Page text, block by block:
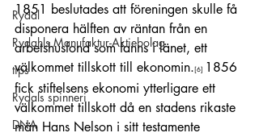
Rydal
Rydahls Manufaktur-Aktiebolag
tips
Rydals spinneri
DNA
1851 beslutades att föreningen skulle få
disponera hälften av räntan från en
arbetshusfond som fanns i länet, ett
välkommet tillskott till ekonomin.[6] 1856
fick stiftelsens ekonomi ytterligare ett
välkommet tillskott då en stadens rikaste
män Hans Nelson i sitt testamente